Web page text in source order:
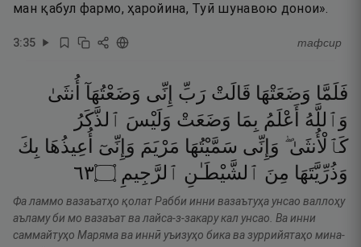
ман қабул фармо, ҳаройина, Туӣ шунавою донои».
3:35 тафсир
فَلَمَّا وَضَعَتْهَا قَالَتْ رَبِّ إِنِّى وَضَعْتُهَآ
أُنثَىٰ
وَٱللَّهُ
أَعْلَمُ بِمَا وَضَعَتْ وَلَيْسَ ٱلذَّكَرُ
كَٱلْأُنثَىٰ ۖ وَإِنِّى سَمَّيْتُهَا مَرْيَمَ وَإِنِّىٓ أُعِيذُهَا بِكَ
وَذُرِّيَّتَهَا مِنَ ٱلشَّيْطَـٰنِ ٱلرَّجِيمِ ۝٣٦
Фа ламмо вазаъатҳо қолат Рабби инни вазаътуҳа унсао валлоҳу
аъламу би мо вазаъат ва лайса-з-закару кал унсао. Ва инни
саммайтуҳо Маряма ва иннӣ уъизуҳо бика ва зуррийятаҳо мина-